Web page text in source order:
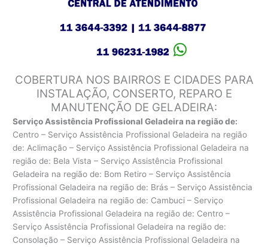
COBERTURA NOS BAIRROS E CIDADES PARA
INSTALAÇÃO, CONSERTO, REPARO E
MANUTENÇÃO DE GELADEIRA:
Serviço Assistência Profissional Geladeira na região de:
Centro – Serviço Assistência Profissional Geladeira na região
de: Aclimação – Serviço Assistência Profissional Geladeira na
região de: Bela Vista – Serviço Assistência Profissional
Geladeira na região de: Bom Retiro – Serviço Assistência
Profissional Geladeira na região de: Brás – Serviço Assistência
Profissional Geladeira na região de: Cambuci – Serviço
Assistência Profissional Geladeira na região de: Centro –
Serviço Assistência Profissional Geladeira na região de:
Consolação – Serviço Assistência Profissional Geladeira na